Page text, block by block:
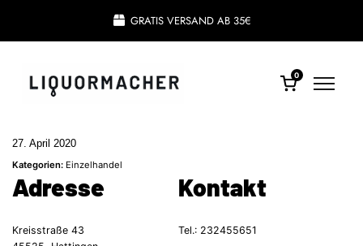
GRATIS VERSAND AB 35€
0
27. April 2020
Kategorien: Einzelhandel
Adresse
Kreisstraße 43
Kontakt
Tel.: 232455651